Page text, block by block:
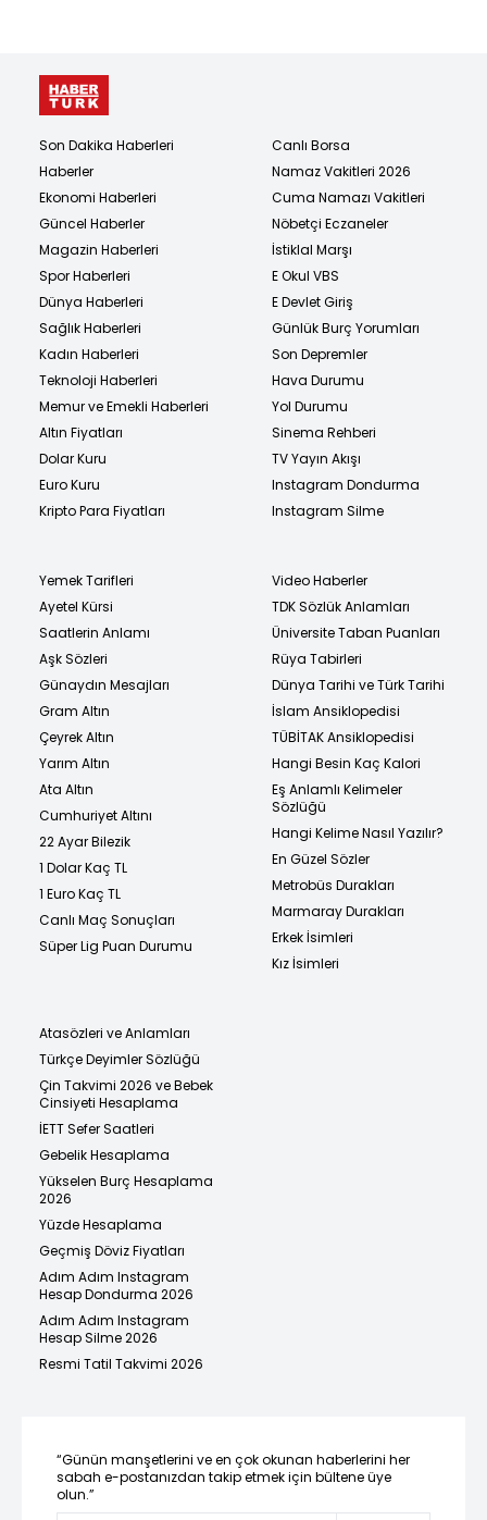
Son Dakika Haberleri
Haberler
Ekonomi Haberleri
Güncel Haberler
Magazin Haberleri
Spor Haberleri
Dünya Haberleri
Sağlık Haberleri
Kadın Haberleri
Teknoloji Haberleri
Memur ve Emekli Haberleri
Altın Fiyatları
Dolar Kuru
Euro Kuru
Kripto Para Fiyatları
Canlı Borsa
Namaz Vakitleri 2026
Cuma Namazı Vakitleri
Nöbetçi Eczaneler
İstiklal Marşı
E Okul VBS
E Devlet Giriş
Günlük Burç Yorumları
Son Depremler
Hava Durumu
Yol Durumu
Sinema Rehberi
TV Yayın Akışı
Instagram Dondurma
Instagram Silme
Yemek Tarifleri
Ayetel Kürsi
Saatlerin Anlamı
Aşk Sözleri
Günaydın Mesajları
Gram Altın
Çeyrek Altın
Yarım Altın
Ata Altın
Cumhuriyet Altını
22 Ayar Bilezik
1 Dolar Kaç TL
1 Euro Kaç TL
Canlı Maç Sonuçları
Süper Lig Puan Durumu
Video Haberler
TDK Sözlük Anlamları
Üniversite Taban Puanları
Rüya Tabirleri
Dünya Tarihi ve Türk Tarihi
İslam Ansiklopedisi
TÜBİTAK Ansiklopedisi
Hangi Besin Kaç Kalori
Eş Anlamlı Kelimeler
Sözlüğü
Hangi Kelime Nasıl Yazılır?
En Güzel Sözler
Metrobüs Durakları
Marmaray Durakları
Erkek İsimleri
Kız İsimleri
Atasözleri ve Anlamları
Türkçe Deyimler Sözlüğü
Çin Takvimi 2026 ve Bebek
Cinsiyeti Hesaplama
İETT Sefer Saatleri
Gebelik Hesaplama
Yükselen Burç Hesaplama
2026
Yüzde Hesaplama
Geçmiş Döviz Fiyatları
Adım Adım Instagram
Hesap Dondurma 2026
Adım Adım Instagram
Hesap Silme 2026
Resmi Tatil Takvimi 2026
“Günün manşetlerini ve en çok okunan haberlerini her
sabah e-postanızdan takip etmek için bültene üye
olun.”